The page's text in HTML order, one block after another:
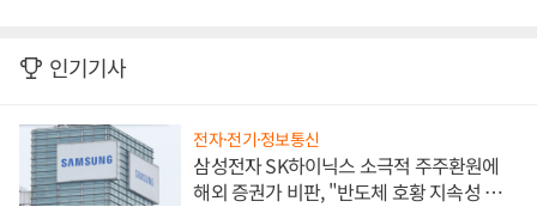
인기기사
전자·전기·정보통신
삼성전자 SK하이닉스 소극적 주주환원에
해외 증권가 비판, "반도체 호황 지속성 의